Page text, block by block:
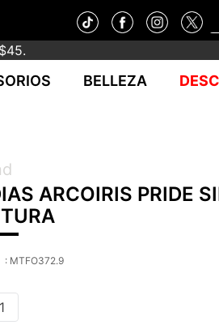
BELLEZA
ARCOIRIS PRIDE
: MTFO372.9